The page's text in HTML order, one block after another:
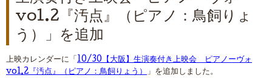
vol.2『汚点』（ピアノ：鳥飼りょ
う）」を追加
上映カレンダーに「 10/30【大阪】生演奏付き上映会 ピアノーヴォ
vol.2『汚点』（ピアノ：鳥飼りょう） 」を追加しました。